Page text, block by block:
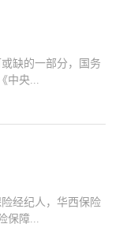
。
缺的一部分，国务
中央...
；能够为企业提供
到灾后防损、索赔
化由保险公司提供
经纪人，华西保险
保障...